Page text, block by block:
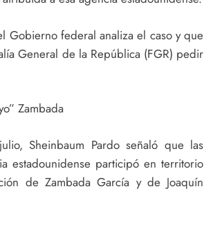
Gobierno federal analiza el caso y que
General de la República (FGR) pedir
Zambada
Sheinbaum Pardo señaló que las
estadounidense participó en territorio
de Zambada García y de Joaquín